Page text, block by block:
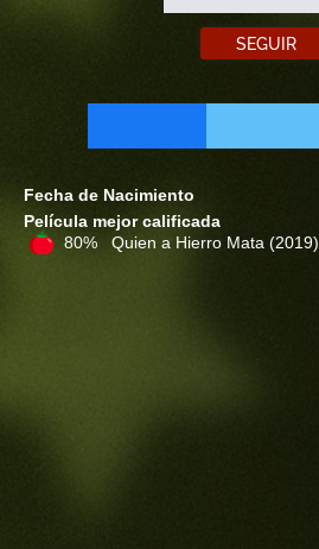
SEGUIR
Fecha de Nacimiento
Película mejor calificada
80% Quien a Hierro Mata (2019)